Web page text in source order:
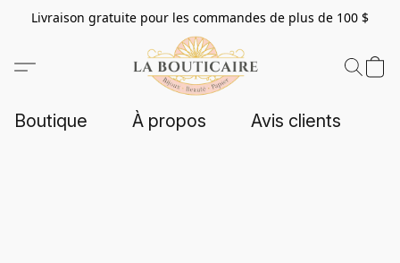
Livraison gratuite pour les commandes de plus de 100 $
Boutique À propos Avis clients